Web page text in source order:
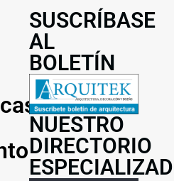
SUSCRÍBASE
AL
BOLETÍN
NUESTRO
DIRECTORIO